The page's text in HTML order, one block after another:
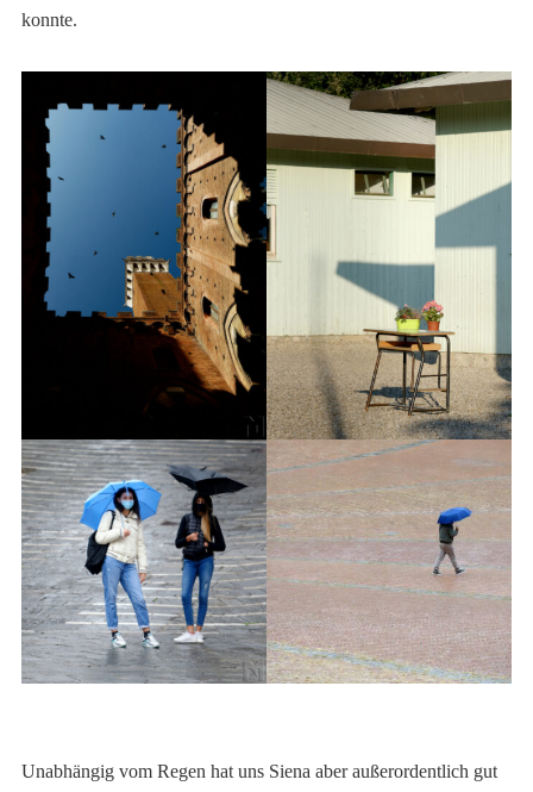
konnte.
Unabhängig vom Regen hat uns Siena aber außerordentlich gut